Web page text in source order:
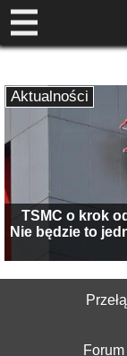
TSMC o krok
Nie będzie to
Aktualności
Forum